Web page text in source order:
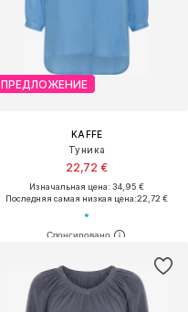
ПРЕДЛОЖЕНИЕ
KAFFE
Туника
22,72 €
Изначальная цена: 34,95 €
Последняя самая низкая цена:22,72 €